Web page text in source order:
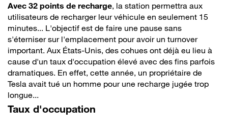
Avec 32 points de recharge, la station permettra aux
utilisateurs de recharger leur véhicule en seulement 15
minutes... L'objectif est de faire une pause sans
s'éterniser sur l'emplacement pour avoir un turnover
important. Aux États-Unis, des cohues ont déjà eu lieu à
cause d'un taux d'occupation élevé avec des fins parfois
dramatiques. En effet, cette année, un propriétaire de
Tesla avait tué un homme pour une recharge jugée trop
longue...
Taux d'occupation